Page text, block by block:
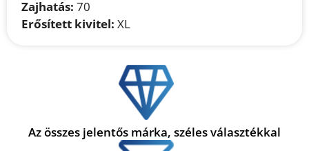
Zajhatás: 70
Erősített kivitel: XL
Az összes jelentős márka, széles választékkal